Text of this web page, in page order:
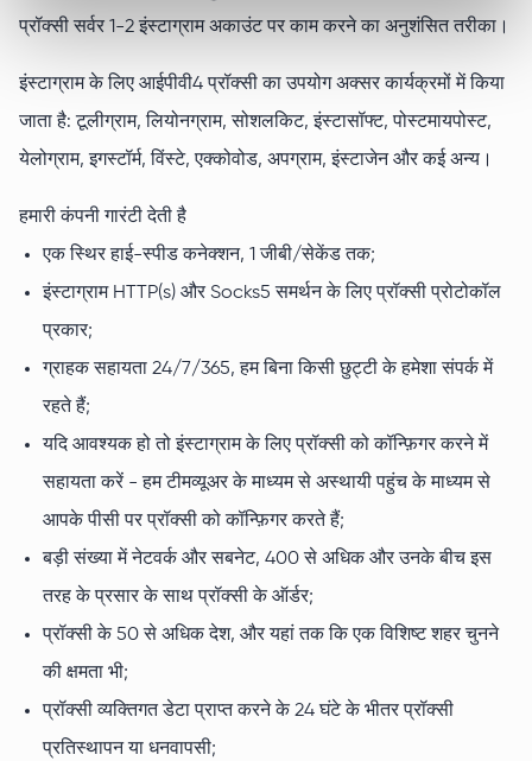
प्रॉक्सी सर्वर 1-2 इंस्टाग्राम अकाउंट पर काम करने का अनुशंसित तरीका।
इंस्टाग्राम के लिए आईपीवी4 प्रॉक्सी का उपयोग अक्सर कार्यक्रमों में किया
जाता है: टूलीग्राम, लियोनग्राम, सोशलकिट, इंस्टासॉफ्ट, पोस्टमायपोस्ट,
येलोग्राम, इगस्टॉर्म, विंस्टे, एक्कोवोड, अपग्राम, इंस्टाजेन और कई अन्य।
हमारी कंपनी गारंटी देती है
एक स्थिर हाई-स्पीड कनेक्शन, 1 जीबी/सेकेंड तक;
इंस्टाग्राम HTTP(s) और Socks5 समर्थन के लिए प्रॉक्सी प्रोटोकॉल
प्रकार;
ग्राहक सहायता 24/7/365, हम बिना किसी छुट्टी के हमेशा संपर्क में
रहते हैं;
यदि आवश्यक हो तो इंस्टाग्राम के लिए प्रॉक्सी को कॉन्फ़िगर करने में
सहायता करें - हम टीमव्यूअर के माध्यम से अस्थायी पहुंच के माध्यम से
आपके पीसी पर प्रॉक्सी को कॉन्फ़िगर करते हैं;
बड़ी संख्या में नेटवर्क और सबनेट, 400 से अधिक और उनके बीच इस
तरह के प्रसार के साथ प्रॉक्सी के ऑर्डर;
प्रॉक्सी के 50 से अधिक देश, और यहां तक कि एक विशिष्ट शहर चुनने
की क्षमता भी;
प्रॉक्सी व्यक्तिगत डेटा प्राप्त करने के 24 घंटे के भीतर प्रॉक्सी
प्रतिस्थापन या धनवापसी;